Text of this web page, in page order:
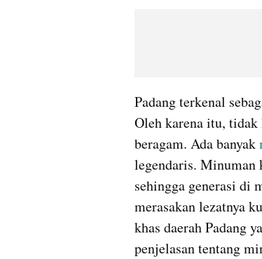
Padang terkenal
Oleh karena itu,
beragam. Ada banyak
legendaris. Minuman
sehingga generasi di
merasakan lezatnya
khas daerah Padang
penjelasan tentang